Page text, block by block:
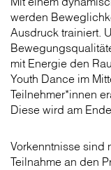
werden
Ausdruck trainiert.
mit Energie den
Youth Dance im
Teilnehmer*innen
Diese wird am
Vorkenntnisse sind
Teilnahme an den